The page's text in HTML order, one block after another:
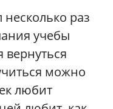
раз
учебы
вернуться
можно
любит